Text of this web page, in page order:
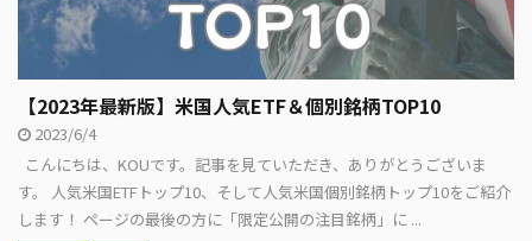
【2023年最新版】米国人気ETF＆個別銘柄TOP10
2023/6/4
こんにちは、KOUです。記事を見ていただき、ありがとうございま
す。 人気米国ETFトップ10、そして人気米国個別銘柄トップ10をご紹介
します！ ページの最後の方に「限定公開の注目銘柄」に ...